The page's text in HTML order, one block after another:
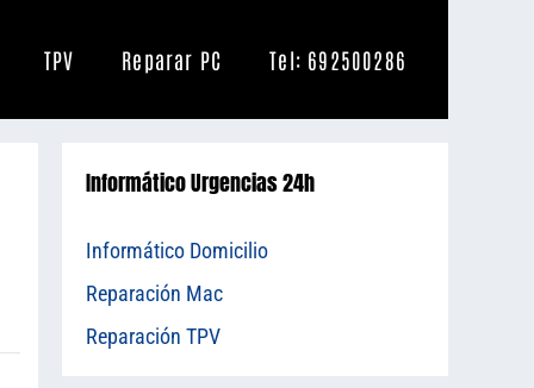
TPV Reparar PC Tel: 692500286
Informático Urgencias 24h
Informático Domicilio
Reparación Mac
Reparación TPV